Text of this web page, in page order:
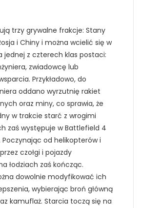
trzy grywalne frakcje: Stany
i Chiny i można wcielić się w
jednej z czterech klas postaci:
zwiadowcę lub
Przykładowo, do
oddano wyrzutnię rakiet
oraz miny, co sprawia, że
w trakcie starć z wrogimi
zaś występuje w Battlefield 4
Poczynając od helikopterów i
czołgi i pojazdy
łodziach zaś kończąc.
dowolnie modyfikować ich
wybierając broń główną
kamuflaż. Starcia toczą się na